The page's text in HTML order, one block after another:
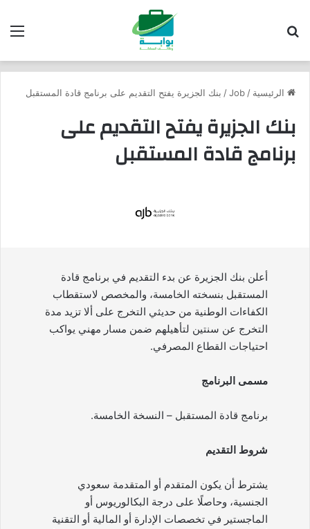
الرئيسية /
Job
/ بنك الجزيرة يفتح التقديم على برنامج قادة المستقبل
بنك الجزيرة يفتح التقديم على
برنامج قادة المستقبل
أعلن بنك الجزيرة عن بدء التقديم في برنامج قادة
المستقبل بنسخته الخامسة، والمخصص لاستقطاب
الكفاءات الوطنية من حديثي التخرج على ألا تزيد مدة
التخرج عن سنتين لتأهيلهم ضمن مسار مهني يواكب
احتياجات القطاع المصرفي.
مسمى البرنامج
برنامج قادة المستقبل – النسخة الخامسة.
شروط التقديم
يشترط أن يكون المتقدم أو المتقدمة سعودي
الجنسية، وحاصلًا على درجة البكالوريوس أو
الماجستير في تخصصات الإدارة أو المالية أو التقنية